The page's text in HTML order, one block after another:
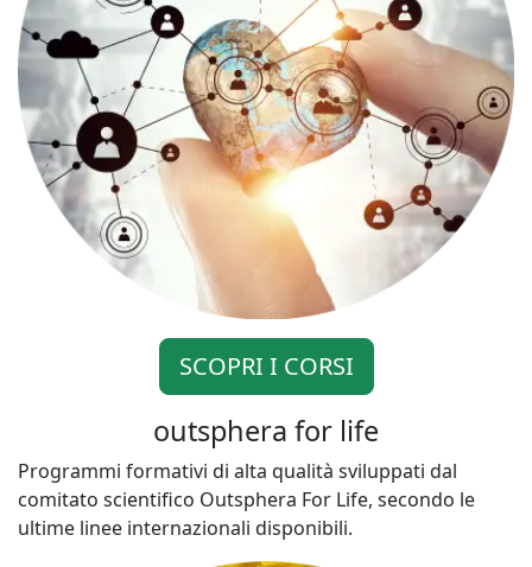
SCOPRI I CORSI
outsphera for life
Programmi formativi di alta qualità sviluppati dal
comitato scientifico Outsphera For Life, secondo le
ultime linee internazionali disponibili.